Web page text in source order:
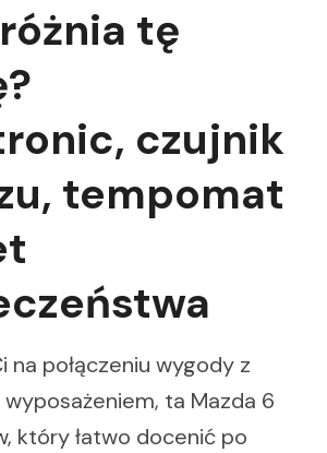
tę
czujnik
tempomat
na połączeniu wygody z
ta Mazda 6
który łatwo docenić po